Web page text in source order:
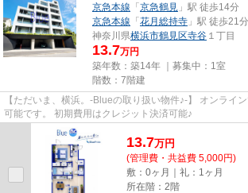
京急本線 「 京急鶴見 」駅 徒歩14分
京急本線 「 花月総持寺 」駅 徒歩21分
神奈川県横浜市鶴見区寺谷 １丁目
13.7万円
築年数：築14年 ｜募集中： 1室
階数：7階建
【ただいま、横浜。-Blueの取り扱い物件♪-】 オンライ
可能です。 初期費用はクレジット決済可能♪
13.7万円
(管理費・共益費 5,000円)
敷：0ヶ月｜礼：1ヶ月
所在階：2階